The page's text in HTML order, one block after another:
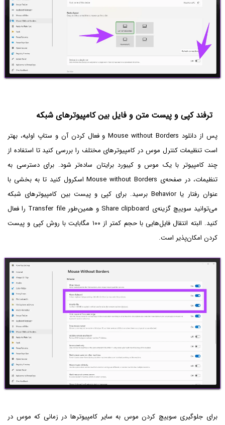
ترفند کپی و پیست متن و فایل بین کامپیوترهای شبکه
پس از دانلود Mouse without Borders و فعال کردن آن و ستاپ اولیه، بهتر
است تنظیمات کنترل موس در کامپیوترهای مختلف را بررسی کنید تا استفاده از
چند کامپیوتر با یک موس و کیبورد برایتان ساده‌تر شود. برای دسترسی به
تنظیمات، در صفحه‌ی Mouse without Borders اسکرول کنید تا به بخشی با
عنوان رفتار یا Behavior برسید. برای کپی و پیست بین کامپیوترهای شبکه
می‌توانید سوییچ گزینه‌ی Share clipboard و همین‌طور Transfer file را فعال
کنید. البته انتقال فایل‌هایی با حجم کمتر از ۱۰۰ مگابایت با روش کپی و پیست
کردن امکان‌پذیر است.
برای جلوگیری سوییچ کردن موس به سایر کامپیوترها در زمانی که موس در